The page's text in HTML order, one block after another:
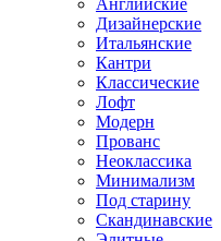
Английские
Дизайнерские
Итальянские
Кантри
Классические
Лофт
Модерн
Прованс
Неоклассика
Минимализм
Под старину
Скандинавские